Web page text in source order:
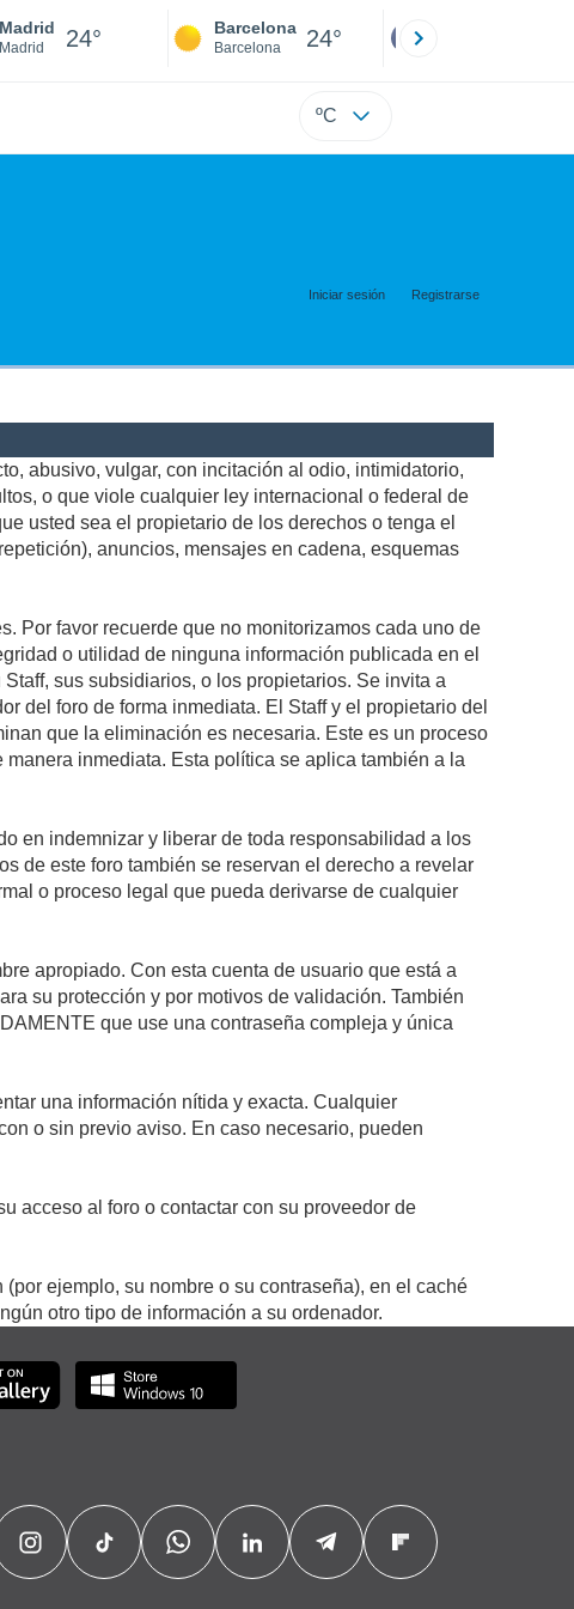
Madrid
Madrid 24° Barcelona
Barcelona 24°
ºC
Iniciar sesión Registrarse
abusivo, vulgar, con incitación al odio, intimidatorio,
o que viole cualquier ley internacional o federal de
usted sea el propietario de los derechos o tenga el
anuncios, mensajes en cadena, esquemas
Por favor recuerde que no monitorizamos cada uno de
o utilidad de ninguna información publicada en el
sus subsidiarios, o los propietarios. Se invita a
del foro de forma inmediata. El Staff y el propietario del
que la eliminación es necesaria. Este es un proceso
inmediata. Esta política se aplica también a la
en indemnizar y liberar de toda responsabilidad a los
de este foro también se reservan el derecho a revelar
o proceso legal que pueda derivarse de cualquier
apropiado. Con esta cuenta de usuario que está a
su protección y por motivos de validación. También
que use una contraseña compleja y única
una información nítida y exacta. Cualquier
o sin previo aviso. En caso necesario, pueden
acceso al foro o contactar con su proveedor de
ejemplo, su nombre o su contraseña), en el caché
otro tipo de información a su ordenador.